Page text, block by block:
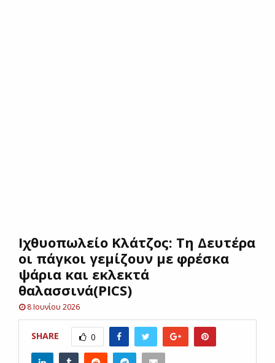
UΙχθυοπωλείο Κλάτζος: Τη Δευτέρα
οι πάγκοι γεμίζουν με φρέσκα
ψάρια και εκλεκτά
θαλασσινά(PICS)
8 Ιουνίου 2026
SHARE 0